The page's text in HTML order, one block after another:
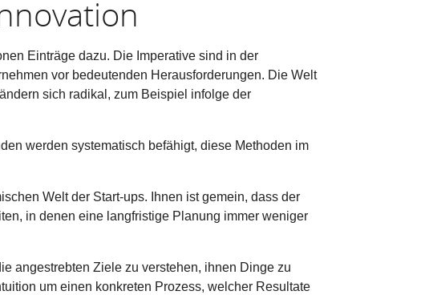
Einträge dazu. Die Imperative sind in der
vor bedeutenden Herausforderungen. Die Welt
sich radikal, zum Beispiel infolge der
werden systematisch befähigt, diese Methoden im
Welt der Start-ups. Ihnen ist gemein, dass der
in denen eine langfristige Planung immer weniger
angestrebten Ziele zu verstehen, ihnen Dinge zu
um einen konkreten Prozess, welcher Resultate